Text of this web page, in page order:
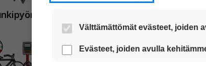
Välttämättömät evästeet, joiden
Nämä evästeet ovat aina käytössä,
Evästeet, joiden avulla